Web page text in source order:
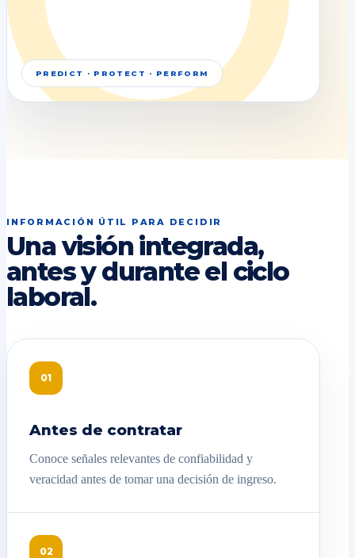
PREDICT · PROTECT · PERFORM
INFORMACIÓN ÚTIL PARA DECIDIR
Una visión integrada,
antes y durante el ciclo
laboral.
01
Antes de contratar
Conoce señales relevantes de confiabilidad y
veracidad antes de tomar una decisión de ingreso.
02